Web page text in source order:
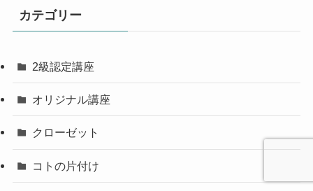
カテゴリー
2級認定講座
オリジナル講座
クローゼット
コトの片付け